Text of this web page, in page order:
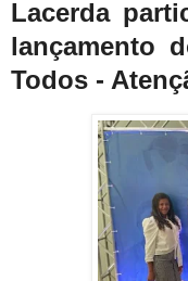
Lacerda
lançamento
Todos -